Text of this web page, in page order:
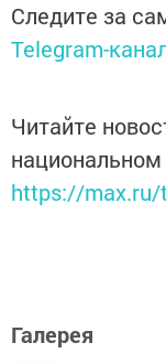
Следите за
Telegram-
Читайте
https://max.ru/
Галерея